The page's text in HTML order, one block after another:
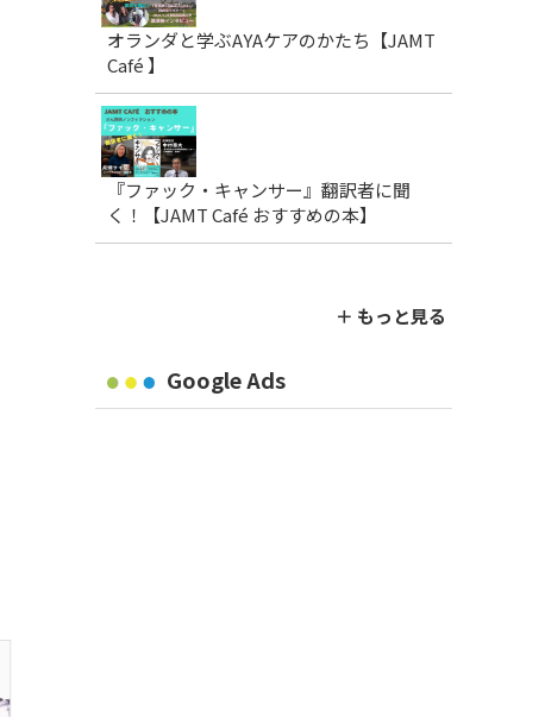
オランダと学ぶAYAケアのかたち【JAMT
Café 】
『ファック・キャンサー』翻訳者に聞
く！【JAMT Café おすすめの本】
＋ もっと見る
Google Ads